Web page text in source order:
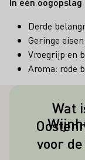
Derde
Geringe
Vroegrijp en
Aroma: rode
Wat
voor
Een
van
de